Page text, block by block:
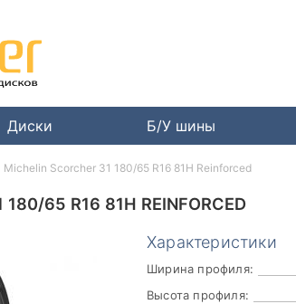
Диски Б/У шины
180/65 R16 81H REINFORCED
Характеристики
Ширина профиля:
Высота профиля:
Michelin Scorcher 31 180/65 R16 81H Reinforced